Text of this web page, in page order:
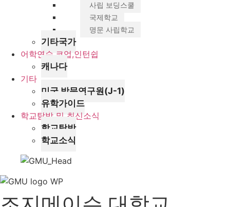
사립 보딩스쿨
국제학교
명문 사립학교
기타국가
어학연수,코업,인턴쉽
캐나다
기타
미국 방문연구원(J-1)
유학가이드
학교탐방 및 최신소식
학교탐방
학교소식